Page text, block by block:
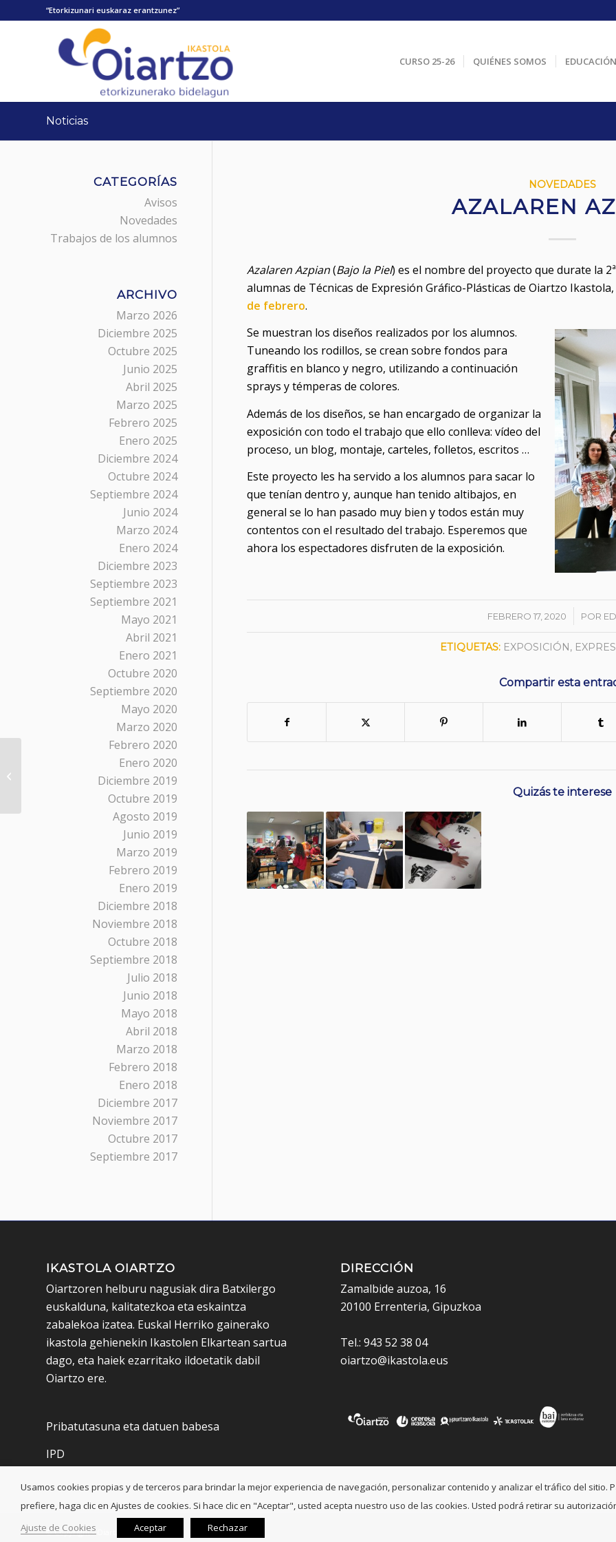
“Etorkizunari euskaraz erantzunez”
CURSO 25-26 QUIÉNES SOMOS EDUCACIÓN
Noticias
NOVEDADES
AZALAREN
Azalaren Azpian(Bajo la Piel) es el nombre del proyecto que durate la
alumnas de Técnicas de Expresión Gráfico-Plásticas de Oiartzo
de febrero.
Se muestran los diseños realizados por los alumnos.
Tuneando los rodillos, se crean sobre fondos para
graffitis en blanco y negro, utilizando a continuación
sprays y témperas de colores.
Además de los diseños, se han encargado de organizar la
exposición con todo el trabajo que ello conlleva: vídeo del
proceso, un blog, montaje, carteles, folletos, escritos …
Este proyecto les ha servido a los alumnos para sacar lo
que tenían dentro y, aunque han tenido altibajos, en
general se lo han pasado muy bien y todos están muy
contentos con el resultado del trabajo. Esperemos que
ahora los espectadores disfruten de la exposición.
FEBRERO 17, 2020
/ POR
ETIQUETAS: EXPOSICIÓN,
Compartir esta
Quizás te interese
CATEGORÍAS
Avisos
Novedades
Trabajos de los alumnos
ARCHIVO
Marzo 2026
Diciembre 2025
Octubre 2025
Junio 2025
Abril 2025
Marzo 2025
Febrero 2025
Enero 2025
Diciembre 2024
Octubre 2024
Septiembre 2024
Junio 2024
Marzo 2024
Enero 2024
Diciembre 2023
Septiembre 2023
Septiembre 2021
Mayo 2021
Abril 2021
Enero 2021
Octubre 2020
Septiembre 2020
Mayo 2020
Marzo 2020
Febrero 2020
Enero 2020
Diciembre 2019
Octubre 2019
Agosto 2019
Junio 2019
Marzo 2019
Febrero 2019
Enero 2019
Diciembre 2018
Noviembre 2018
Octubre 2018
Septiembre 2018
Julio 2018
Junio 2018
Mayo 2018
Abril 2018
Marzo 2018
Febrero 2018
Enero 2018
Diciembre 2017
Noviembre 2017
Octubre 2017
Septiembre 2017
IKASTOLA OIARTZO
Oiartzoren helburu nagusiak dira Batxilergo
euskalduna, kalitatezkoa eta eskaintza
zabalekoa izatea. Euskal Herriko gainerako
ikastola gehienekin Ikastolen Elkartean sartua
dago, eta haiek ezarritako ildoetatik dabil
Oiartzo ere.
Pribatutasuna eta datuen babesa
IPD
DIRECCIÓN
Zamalbide auzoa, 16
20100 Errenteria, Gipuzkoa
Tel.: 943 52 38 04
oiartzo@ikastola.eus
© Copyright - Oiartzo Ikastola
los alumos de Historia
Usamos cookies propias y de terceros para brindar la mejor experiencia de navegación, personalizar contenido y analizar el tráfico del sitio.
prefiere, haga clic en Ajustes de cookies. Si hace clic en "Aceptar", usted acepta nuestro uso de las cookies. Usted podrá retirar su
Ajuste de Cookies
Aceptar Rechazar